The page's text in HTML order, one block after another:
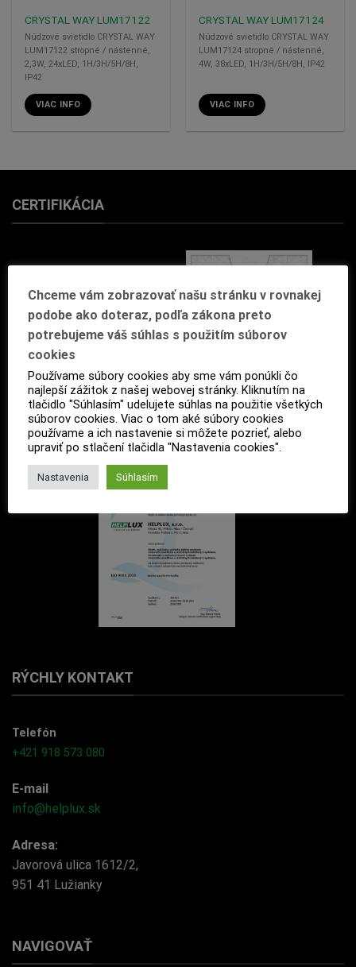
CRYSTAL WAY LUM17122
Núdzové svietidlo CRYSTAL WAY
LUM17122 stropné / nástenné,
2,3W, 24xLED, 1H/3H/5H/8H,
IP42
VIAC INFO
CRYSTAL WAY LUM17124
Núdzové svietidlo CRYSTAL WAY
LUM17124 stropné / nástenné,
4W, 38xLED, 1H/3H/5H/8H, IP42
VIAC INFO
CERTIFIKÁCIA
RÝCHLY KONTAKT
Telefón
+421 918 573 080
E-mail
info@helplux.sk
Adresa:
Javorová ulica 1612/2,
951 41 Lužianky
NAVIGOVAŤ
Chceme vám zobrazovať našu stránku v rovnakej
podobe ako doteraz, podľa zákona preto
potrebujeme váš súhlas s použitím súborov
cookies
Používame súbory cookies aby sme vám ponúkli čo
najlepší zážitok z našej webovej stránky. Kliknutím na
tlačidlo "Súhlasím" udelujete súhlas na použitie všetkých
súborov cookies. Viac o tom aké súbory cookies
používame a ich nastavenie si môžete pozrieť, alebo
upraviť po stlačení tlačidla "Nastavenia cookies".
Nastavenia Súhlasím